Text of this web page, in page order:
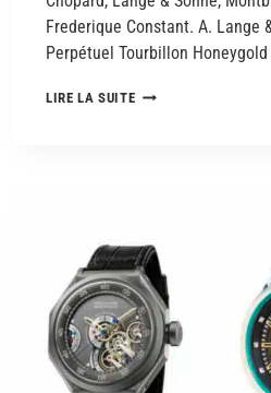
Frederique Constant. A. Lange
Perpétuel Tourbillon Honeygold
LIRE LA SUITE